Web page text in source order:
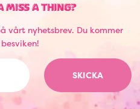
MISS A THING?
vårt nyhetsbrev. Du kommer
SKICKA